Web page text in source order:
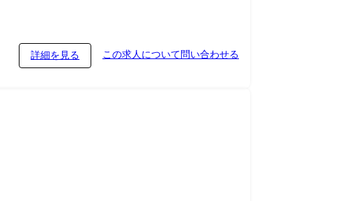
詳細を見る この求人について問い合わせる